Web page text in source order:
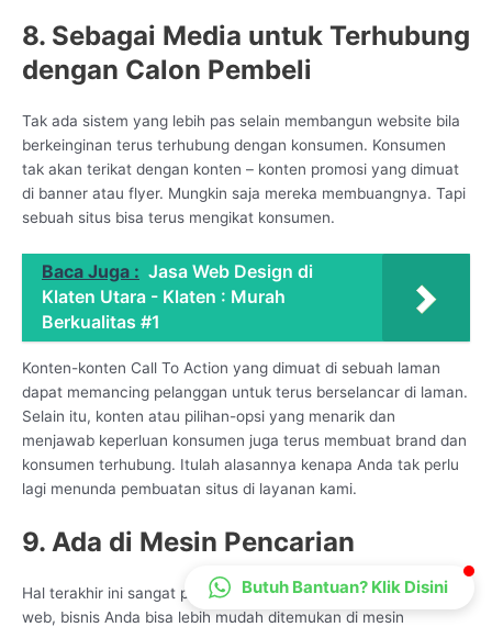
8. Sebagai Media untuk Terhubung
dengan Calon Pembeli
Tak ada sistem yang lebih pas selain membangun website bila
berkeinginan terus terhubung dengan konsumen. Konsumen
tak akan terikat dengan konten – konten promosi yang dimuat
di banner atau flyer. Mungkin saja mereka membuangnya. Tapi
sebuah situs bisa terus mengikat konsumen.
Baca Juga : Jasa Web Design di
Klaten Utara - Klaten : Murah
Berkualitas #1
Konten-konten Call To Action yang dimuat di sebuah laman
dapat memancing pelanggan untuk terus berselancar di laman.
Selain itu, konten atau pilihan-opsi yang menarik dan
menjawab keperluan konsumen juga terus membuat brand dan
konsumen terhubung. Itulah alasannya kenapa Anda tak perlu
lagi menunda pembuatan situs di layanan kami.
9. Ada di Mesin Pencarian
Hal terakhir ini sangat penting karena melalui keberadaan situs
web, bisnis Anda bisa lebih mudah ditemukan di mesin
CS Lenteraweb
Online
Butuh Bantuan? Klik Disini